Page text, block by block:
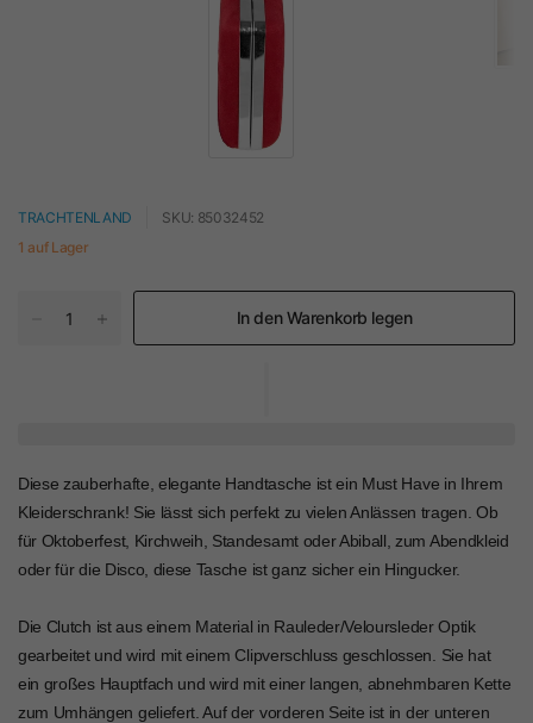
TRACHTENLAND
SKU: 85032452
1 auf Lager
In den Warenkorb legen
Diese zauberhafte, elegante Handtasche ist ein Must Have in Ihrem
Kleiderschrank! Sie lässt sich perfekt zu vielen Anlässen tragen. Ob
für Oktoberfest, Kirchweih, Standesamt oder Abiball, zum Abendkleid
oder für die Disco, diese Tasche ist ganz sicher ein Hingucker.
Die Clutch ist aus einem Material in Rauleder/Veloursleder Optik
gearbeitet und wird mit einem Clipverschluss geschlossen. Sie hat
ein großes Hauptfach und wird mit einer langen, abnehmbaren Kette
zum Umhängen geliefert. Auf der vorderen Seite ist in der unteren